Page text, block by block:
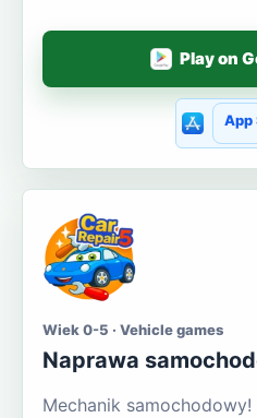
Play on
App
Wiek 0-5 · Vehicle games
Naprawa
Mechanik samochodowy!